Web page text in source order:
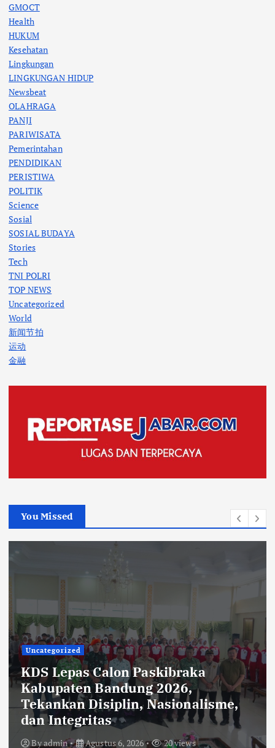
GMOCT
Health
HUKUM
Kesehatan
Lingkungan
LINGKUNGAN HIDUP
Newsbeat
OLAHRAGA
PANJI
PARIWISATA
Pemerintahan
PENDIDIKAN
PERISTIWA
POLITIK
Science
Sosial
SOSIAL BUDAYA
Stories
Tech
TNI POLRI
TOP NEWS
Uncategorized
World
新闻节拍
运动
金融
You Missed
Uncategorized
KDS Lepas Calon Paskibraka
Kabupaten Bandung 2026,
Tekankan Disiplin, Nasionalisme,
dan Integritas
Byadmin Agustus 6, 2026 20 views